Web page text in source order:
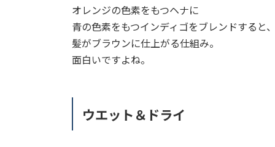
オレンジの色素をもつヘナに
青の色素をもつインディゴをブレンドすると
髪がブラウンに仕上がる仕組み。
面白いですよね。
ウエット＆ドライ